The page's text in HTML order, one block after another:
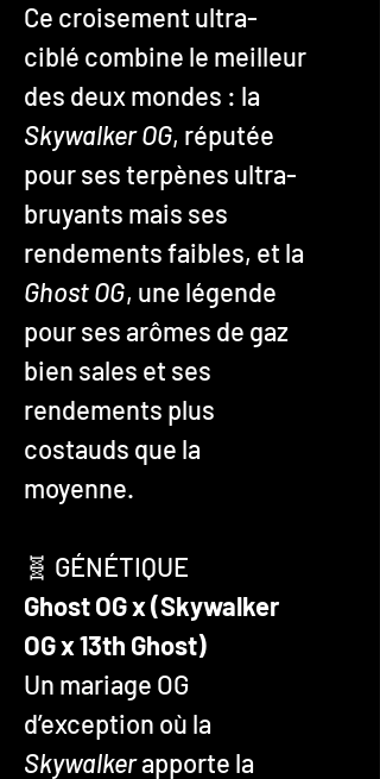
Ce croisement ultra-
ciblé combine le meilleur
des deux mondes : la
Skywalker OG, réputée
pour ses terpènes ultra-
bruyants mais ses
rendements faibles, et la
Ghost OG, une légende
pour ses arômes de gaz
bien sales et ses
rendements plus
costauds que la
moyenne.
🧬 GÉNÉTIQUE
Ghost OG x (Skywalker
OG x 13th Ghost)
Un mariage OG
d’exception où la
Skywalkerapporte la